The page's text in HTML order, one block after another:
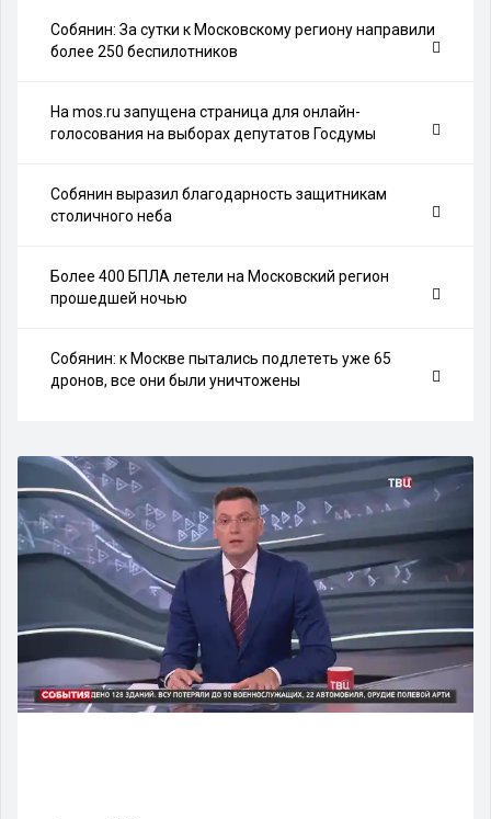
Собянин: За сутки к Московскому региону направили
более 250 беспилотников
На mos.ru запущена страница для онлайн-
голосования на выборах депутатов Госдумы
Собянин выразил благодарность защитникам
столичного неба
Более 400 БПЛА летели на Московский регион
прошедшей ночью
Собянин: к Москве пытались подлететь уже 65
дронов, все они были уничтожены